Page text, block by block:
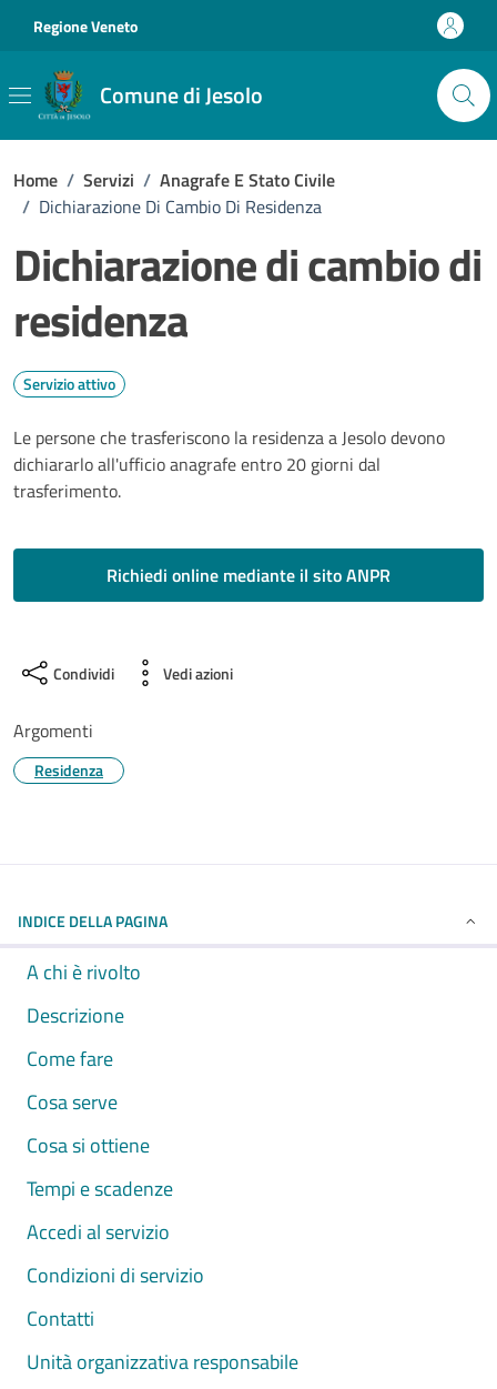
Regione Veneto
Comune di Jesolo
Home / Servizi / Anagrafe E Stato Civile
/ Dichiarazione Di Cambio Di Residenza
Dichiarazione di cambio di
residenza
Servizio attivo
Le persone che trasferiscono la residenza a Jesolo devono
dichiararlo all'ufficio anagrafe entro 20 giorni dal
trasferimento.
Richiedi online mediante il sito ANPR
Condividi Vedi azioni
Argomenti
Residenza
INDICE DELLA PAGINA
A chi è rivolto
Descrizione
Come fare
Cosa serve
Cosa si ottiene
Tempi e scadenze
Accedi al servizio
Condizioni di servizio
Contatti
Unità organizzativa responsabile